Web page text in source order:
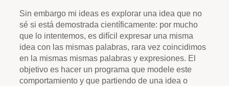
Sin embargo mi ideas es explorar una idea que no
sé si está demostrada científicamente: por mucho
que lo intentemos, es difícil expresar una misma
idea con las mismas palabras, rara vez coincidimos
en la mismas mismas palabras y expresiones. El
objetivo es hacer un programa que modele este
comportamiento y que partiendo de una idea o